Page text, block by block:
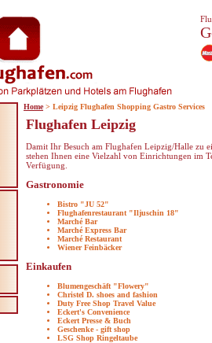
Flughafen Leipzig
Damit Ihr Besuch am Flughafen Leipzig/Halle zu
stehen Ihnen eine Vielzahl von Einrichtungen im
Verfügung.
Gastronomie
Bistro "JU 52"
Flughafenrestaurant "Iljuschin 18"
Marché Bar
Marché Express Bar
Marché Restaurant
Wiener Feinbäcker
Einkaufen
Blumengeschäft "Flowery"
Christel D. shoes and fashion
Duty Free Shop Travel Value
Eckert's Convenience
Eckert Presse & Buch
Geschenke - gift shop
LSG Shop Ringeltaube
Home > Leipzig Flughafen Shopping Gastro Services